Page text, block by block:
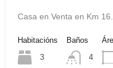
Casa en Venta en Km
Habitacións
3
Baños
4